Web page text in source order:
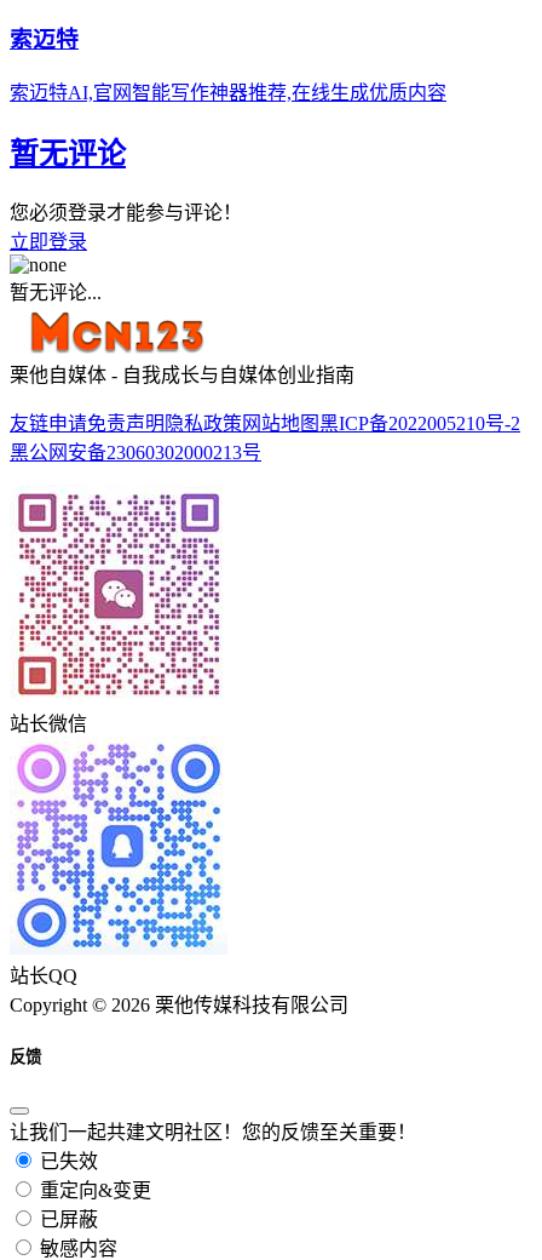
索迈特
索迈特AI,官网智能写作神器推荐,在线生成优质内容
暂无评论
您必须登录才能参与评论！
立即登录
暂无评论...
栗他自媒体 - 自我成长与自媒体创业指南
友链申请免责声明 隐私政策 网站地图黑ICP备2022005210号-2
黑公网安备23060302000213号
站长微信
站长QQ
Copyright © 2026 栗他传媒科技有限公司
反馈
让我们一起共建文明社区！您的反馈至关重要！
已失效
重定向&变更
已屏蔽
敏感内容